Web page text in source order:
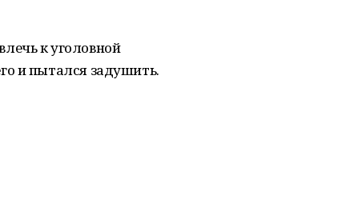
к уголовной
и пытался задушить.